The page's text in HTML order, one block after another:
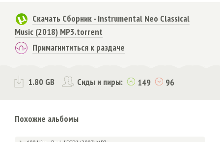
Скачать Сборник - Instrumental Neo Classical
Music (2018) MP3.torrent
Примагнититься к раздаче
1.80 GB Сиды и пиры: 149 96
Похожие альбомы